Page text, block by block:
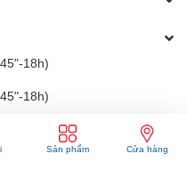
18h)
18h)
18h)
Sản phẩm Cửa hàng